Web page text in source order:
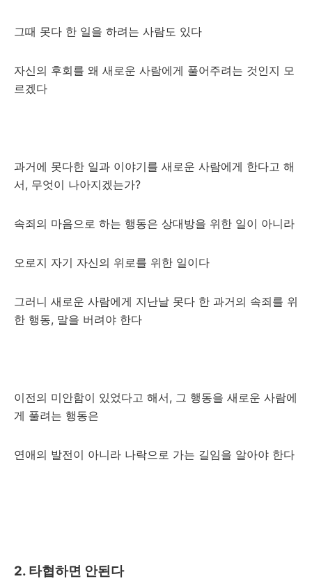
그때 못다 한 일을 하려는 사람도 있다
자신의 후회를 왜 새로운 사람에게 풀어주려는 것인지 모
르겠다
과거에 못다한 일과 이야기를 새로운 사람에게 한다고 해
서, 무엇이 나아지겠는가?
속죄의 마음으로 하는 행동은 상대방을 위한 일이 아니라
오로지 자기 자신의 위로를 위한 일이다
그러니 새로운 사람에게 지난날 못다 한 과거의 속죄를 위
한 행동, 말을 버려야 한다
이전의 미안함이 있었다고 해서, 그 행동을 새로운 사람에
게 풀려는 행동은
연애의 발전이 아니라 나락으로 가는 길임을 알아야 한다
2. 타협하면 안된다